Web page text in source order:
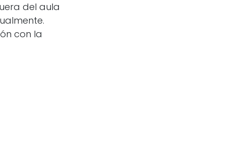
del aula
con la